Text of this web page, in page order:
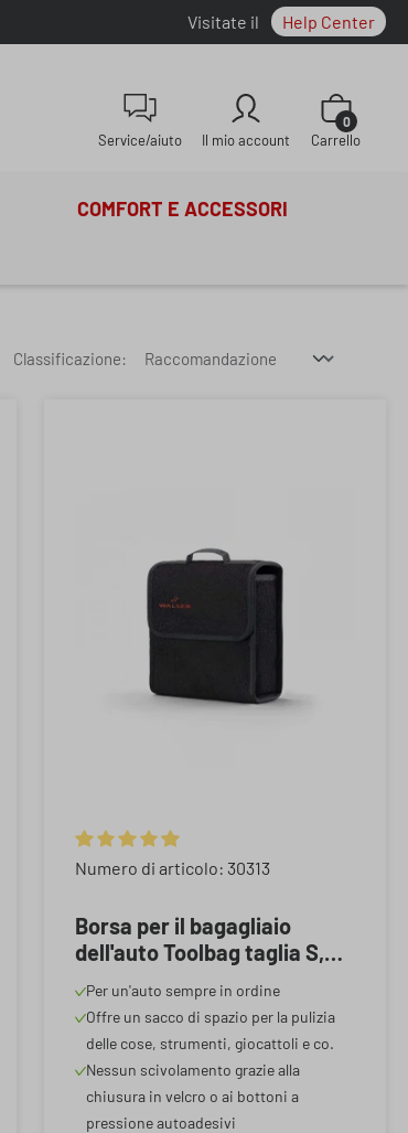
Visitate il Help Center
Service/aiuto Il mio account
Il carrello
0
Carrello
COMFORT E ACCESSORI
Classificazione:
Valutazione media di 4.9 su 5 stelle
Numero di articolo: 30313
Borsa per il bagagliaio
dell'auto Toolbag taglia S,
borsa di stoccaggio auto
nero 28x14x28cm
Per un'auto sempre in ordine
Offre un sacco di spazio per la pulizia
delle cose, strumenti, giocattoli e co.
Nessun scivolamento grazie alla
chiusura in velcro o ai bottoni a
pressione autoadesivi